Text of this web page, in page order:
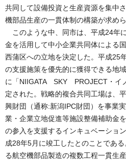
共同して設備投資と生産資源を集中
機部品生産の一貫体制の構築が求め
このような中、同市は、平成24年
金を活用して中小企業共同体による
西蒲区への立地を決定した。平成25
の支援施策を優先的に獲得できる地
に「NIIGATA SKY PROJECT・イ
定された。戦略的複合共同工場は、
興財団（通称:新潟IPC財団）を事業
業・企業立地促進等施設整備補助金
の参入を支援するインキュベーショ
成28年5月に竣工したとのことであ
る航空機部品製造の複数工程一貫生